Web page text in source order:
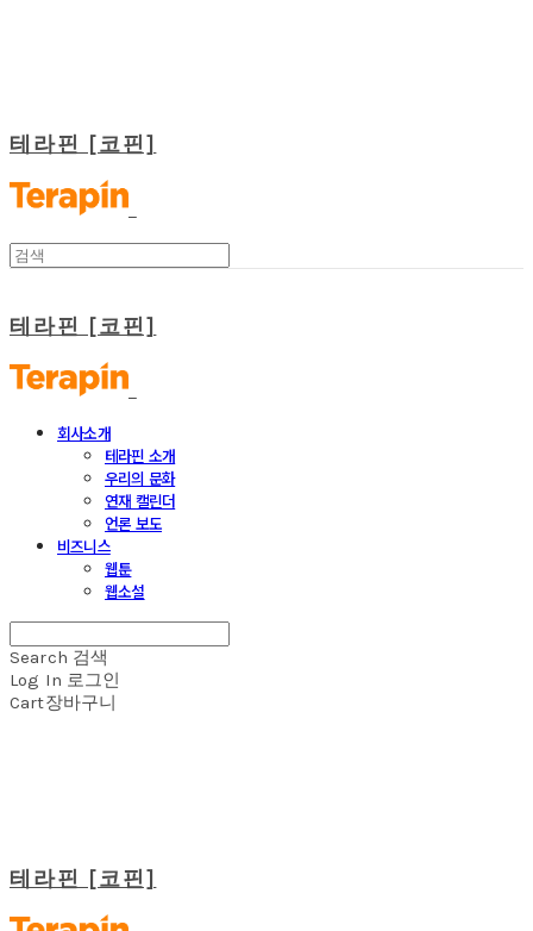
테라핀 [코핀]
테라핀 [코핀]
회사소개
테라핀 소개
우리의 문화
연재 캘린더
언론 보도
비즈니스
웹툰
웹소설
Search 검색
Log In 로그인
Cart장바구니
테라핀 [코핀]